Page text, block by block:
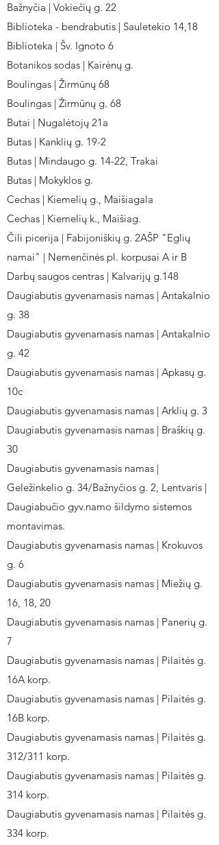
Bažnyčia | Vokiečių g. 22
Biblioteka - bendrabutis | Sauletekio 14,18
Biblioteka | Šv. Ignoto 6
Botanikos sodas | Kairėnų g.
Boulingas | Žirmūnų 68
Boulingas | Žirmūnų g. 68
Butai | Nugalėtojų 21a
Butas | Kanklių g. 19-2
Butas | Mindaugo g. 14-22, Trakai
Butas | Mokyklos g.
Cechas | Kiemelių g., Maišiagala
Cechas | Kiemelių k., Maišiag.
Čili picerija | Fabijoniškių g. 2AŠP "Eglių
namai" | Nemenčinės pl. korpusai A ir B
Darbų saugos centras | Kalvarijų g.148
Daugiabutis gyvenamasis namas | Antakalnio
g. 38
Daugiabutis gyvenamasis namas | Antakalnio
g. 42
Daugiabutis gyvenamasis namas | Apkasų g.
10c
Daugiabutis gyvenamasis namas | Arklių g. 3
Daugiabutis gyvenamasis namas | Braškių g.
30
Daugiabutis gyvenamasis namas |
Geležinkelio g. 34/Bažnyčios g. 2, Lentvaris |
Daugiabučio gyv.namo šildymo sistemos
montavimas.
Daugiabutis gyvenamasis namas | Krokuvos
g. 6
Daugiabutis gyvenamasis namas | Miežių g.
16, 18, 20
Daugiabutis gyvenamasis namas | Panerių g.
7
Daugiabutis gyvenamasis namas | Pilaitės g.
16A korp.
Daugiabutis gyvenamasis namas | Pilaitės g.
16B korp.
Daugiabutis gyvenamasis namas | Pilaitės g.
312/311 korp.
Daugiabutis gyvenamasis namas | Pilaitės g.
314 korp.
Daugiabutis gyvenamasis namas | Pilaitės g.
334 korp.